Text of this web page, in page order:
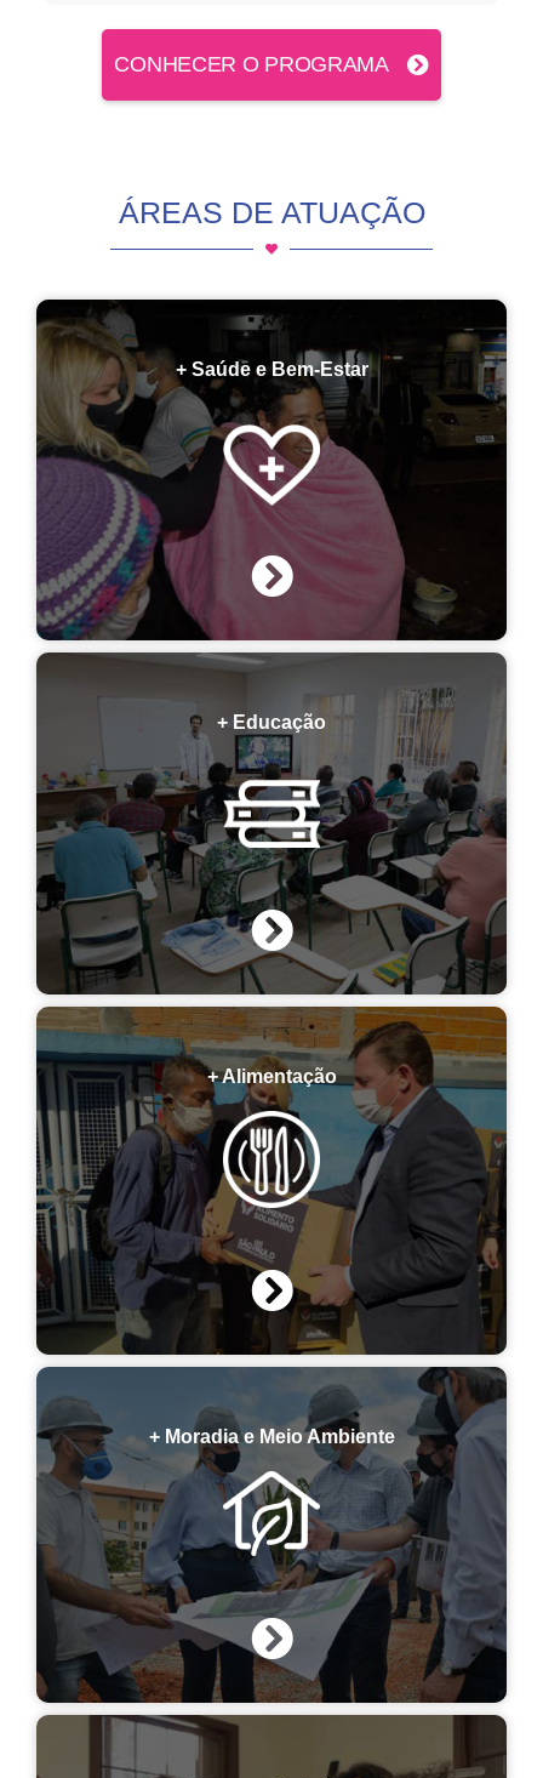
CONHECER O PROGRAMA
ÁREAS DE ATUAÇÃO
+ Saúde e Bem-Estar
+ Educação
+ Alimentação
+ Moradia e Meio Ambiente